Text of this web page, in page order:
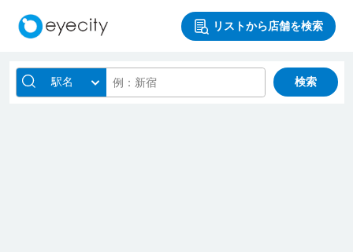
リストから店舗を検索
駅名 検索